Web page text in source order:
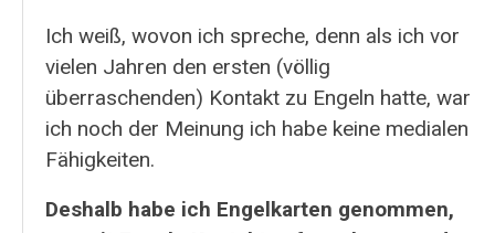
Ich weiß, wovon ich spreche, denn als ich vor
vielen Jahren den ersten (völlig
überraschenden) Kontakt zu Engeln hatte, war
ich noch der Meinung ich habe keine medialen
Fähigkeiten.
Deshalb habe ich Engelkarten genommen,